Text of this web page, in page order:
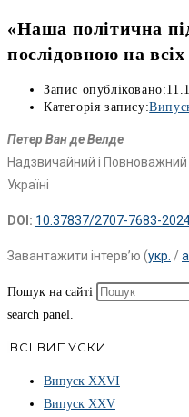
«Наша політична
послідовною на всіх
Запис опубліковано:
Категорія запису:
Петер Ван де Велде
Надзвичайний і Повноважний
Україні
DOI: 10.37837/2707-7683-
Завантажити інтерв’ю (укр. /
Пошук на сайті
search panel.
ВСІ ВИПУСКИ
Випуск ХХVІ
Випуск XXV